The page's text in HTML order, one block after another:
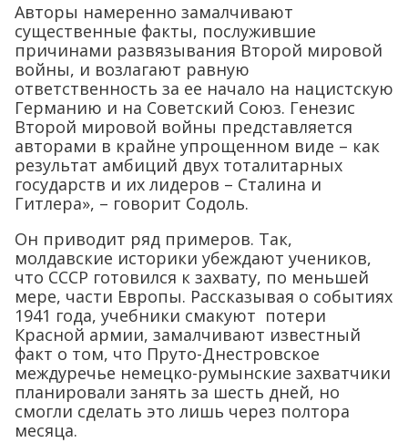
Авторы намеренно замалчивают
существенные факты, послужившие
причинами развязывания Второй мировой
войны, и возлагают равную
ответственность за ее начало на нацистскую
Германию и на Советский Союз. Генезис
Второй мировой войны представляется
авторами в крайне упрощенном виде – как
результат амбиций двух тоталитарных
государств и их лидеров – Сталина и
Гитлера», – говорит Содоль.
Он приводит ряд примеров. Так,
молдавские историки убеждают учеников,
что СССР готовился к захвату, по меньшей
мере, части Европы. Рассказывая о событиях
1941 года, учебники смакуют потери
Красной армии, замалчивают известный
факт о том, что Пруто-Днестровское
междуречье немецко-румынские захватчики
планировали занять за шесть дней, но
смогли сделать это лишь через полтора
месяца.